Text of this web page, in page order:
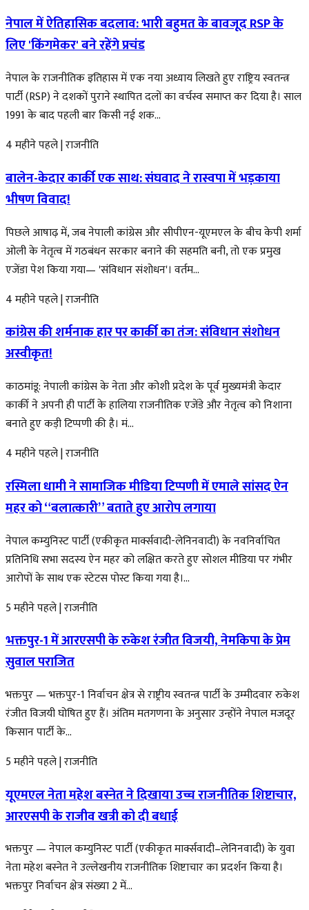
नेपाल में ऐतिहासिक बदलाव: भारी बहुमत के बावजूद RSP के
लिए 'किंगमेकर' बने रहेंगे प्रचंड
नेपाल के राजनीतिक इतिहास में एक नया अध्याय लिखते हुए राष्ट्रिय स्वतन्त्र
पार्टी (RSP) ने दशकों पुराने स्थापित दलों का वर्चस्व समाप्त कर दिया है। साल
1991 के बाद पहली बार किसी नई शक...
4 महीने पहले|राजनीति
बालेन-केदार कार्की एक साथ: संघवाद ने रास्वपा में भड़काया
भीषण विवाद!
पिछले आषाढ़ में, जब नेपाली कांग्रेस और सीपीएन-यूएमएल के बीच केपी शर्मा
ओली के नेतृत्व में गठबंधन सरकार बनाने की सहमति बनी, तो एक प्रमुख
एजेंडा पेश किया गया— 'संविधान संशोधन'। वर्तम...
4 महीने पहले|राजनीति
कांग्रेस की शर्मनाक हार पर कार्की का तंज: संविधान संशोधन
अस्वीकृत!
काठमांडू: नेपाली कांग्रेस के नेता और कोशी प्रदेश के पूर्व मुख्यमंत्री केदार
कार्की ने अपनी ही पार्टी के हालिया राजनीतिक एजेंडे और नेतृत्व को निशाना
बनाते हुए कड़ी टिप्पणी की है। मं...
4 महीने पहले|राजनीति
रस्मिला धामी ने सामाजिक मीडिया टिप्पणी में एमाले सांसद ऐन
महर को “बलात्कारी” बताते हुए आरोप लगाया
नेपाल कम्युनिस्ट पार्टी (एकीकृत मार्क्सवादी-लेनिनवादी) के नवनिर्वाचित
प्रतिनिधि सभा सदस्य ऐन महर को लक्षित करते हुए सोशल मीडिया पर गंभीर
आरोपों के साथ एक स्टेटस पोस्ट किया गया है।...
5 महीने पहले|राजनीति
भक्तपुर-1 में आरएसपी के रुकेश रंजीत विजयी, नेमकिपा के प्रेम
सुवाल पराजित
भक्तपुर — भक्तपुर-1 निर्वाचन क्षेत्र से राष्ट्रीय स्वतन्त्र पार्टी के उम्मीदवार रुकेश
रंजीत विजयी घोषित हुए हैं। अंतिम मतगणना के अनुसार उन्होंने नेपाल मजदूर
किसान पार्टी के...
5 महीने पहले|राजनीति
यूएमएल नेता महेश बस्नेत ने दिखाया उच्च राजनीतिक शिष्टाचार,
आरएसपी के राजीव खत्री को दी बधाई
भक्तपुर — नेपाल कम्युनिस्ट पार्टी (एकीकृत मार्क्सवादी–लेनिनवादी) के युवा
नेता महेश बस्नेत ने उल्लेखनीय राजनीतिक शिष्टाचार का प्रदर्शन किया है।
भक्तपुर निर्वाचन क्षेत्र संख्या 2 में...